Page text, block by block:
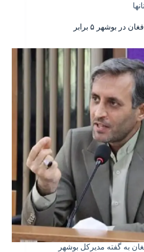
«جمعیت مهاجرین افغان در بوشهر ۵ برابر
به گفته مدیرکل بوشهر